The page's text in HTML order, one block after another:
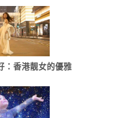
：香港靓女的優雅